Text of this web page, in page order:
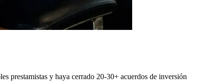
prestamistas y haya cerrado 20-30+ acuerdos de inversión